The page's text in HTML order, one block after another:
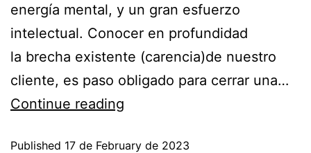
energía mental, y un gran esfuerzo
intelectual. Conocer en profundidad
la brecha existente (carencia)de nuestro
cliente, es paso obligado para cerrar una…
Continue reading
Published 17 de February de 2023